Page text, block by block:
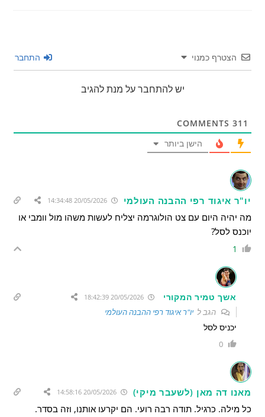
הצטרף כמנוי התחבר
יש להתחבר על מנת להגיב
311
הישן ביותר
יו"ר איגוד רפי ההבנה העולמי 20/05/2026 14:34:48
מה יהיה היום עם צט הולוגרמה יצליח לעשות משהו מול וומבי או
יוכנס לסל?
1
אשך טמיר המקורי
הגב ליו"ר איגוד רפי ההבנה העולמי
יכניס לסל
0
מאנו דה מאן (לשעבר מיקי) 20/05/2026 14:58:16
כל מילה. כרגיל. תודה רבה רועי. הם יקרעו אותנו, וזה בסדר.